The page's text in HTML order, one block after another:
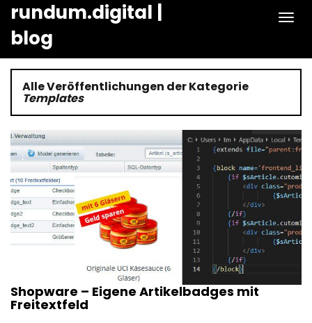
rundum.digital |
blog
Alle Veröffentlichungen der Kategorie
Templates
Shopware – Eigene Artikelbadges mit
Freitextfeld